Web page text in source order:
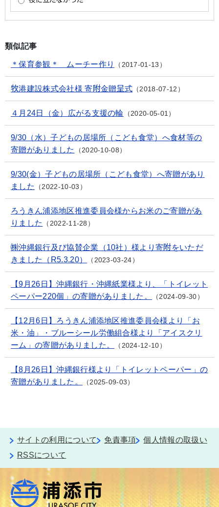
類似記事
＊保育参観＊ ムーチー作り 2017-01-13
牧港建設株式会社様 寄附金贈呈式 2018-07-12
４月24日（金）広がる支援の輪 2020-05-01
9/30（水）子どもの居場所（こども食堂）へ食材等の
寄贈がありました
2020-10-08
9/30(金）子どもの居場所（こども食堂）へ寄贈があり
ました
2022-10-03
ろうきん浦添地区推進委員会様からお米のご寄贈があ
りました
2022-11-28
㈱沖縄銀行及び協賛企業（10社）様より寄附をいただ
きました（R5.3.20）
2023-03-24
【9月26日】沖縄銀行・沖縄紙業様より、「トイレット
ペーパー220個」の寄贈がありました。
2024-09-30
【12月6日】ろうきん浦添地区推進委員会様より「お
米・油」・ブルーシール労働組合様より「アイスクリ
ーム」の寄贈がありました。
2024-12-10
【8月26日】沖縄銀行様より「トイレットペーパー」の
寄贈がありました。
2025-09-03
サイトの利用について 免責事項
個人情報の取扱い
RSSについて